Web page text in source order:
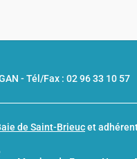
-Tél/Fax : 02 96 33 10 57
de Saint-Brieucet